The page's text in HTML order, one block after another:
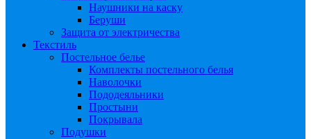
Наушники на каску
Беруши
Защита от электричества
Текстиль
Постельное белье
Комплекты постельного белья
Наволочки
Пододеяльники
Простыни
Покрывала
Подушки